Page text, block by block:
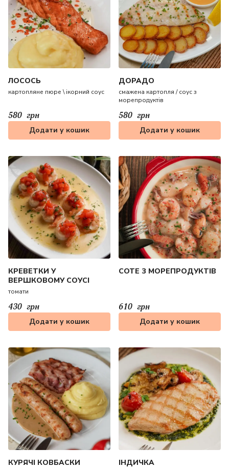
ЛОСОСЬ
картопляне пюре \ iкорний соус
Додати у кошик
580 грн
ДОРАДО
смажена картопля / соус з
морепродуктів
Додати у кошик
580 грн
КРЕВЕТКИ У
ВЕРШКОВОМУ СОУСІ
томати
Додати у кошик
430 грн
СОТЕ З МОРЕПРОДУКТІВ
Додати у кошик
610 грн
КУРЯЧІ КОВБАСКИ ІНДИЧКА